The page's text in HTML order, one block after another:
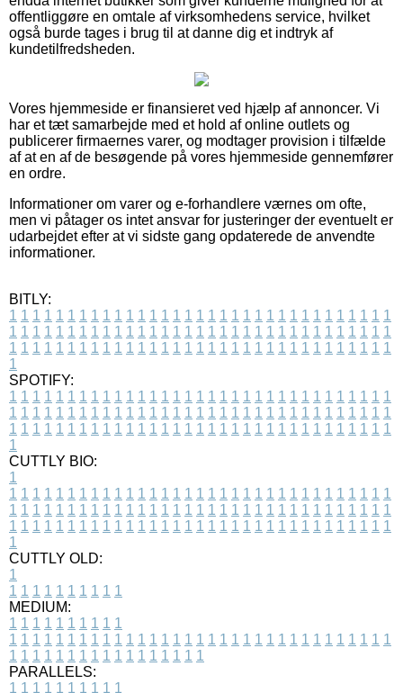
offentliggøre en omtale af virksomhedens service, hvilket
også burde tages i brug til at danne dig et indtryk af
kundetilfredsheden.
Vores hjemmeside er finansieret ved hjælp af annoncer. Vi
har et tæt samarbejde med et hold af online outlets og
publicerer firmaernes varer, og modtager provision i tilfælde
af at en af de besøgende på vores hjemmeside gennemfører
en ordre.
Informationer om varer og e-forhandlere værnes om ofte,
men vi påtager os intet ansvar for justeringer der eventuelt er
udarbejdet efter at vi sidste gang opdaterede de anvendte
informationer.
BITLY:
1 1 1 1 1 1 1 1 1 1 1 1 1 1 1 1 1 1 1 1 1 1 1 1 1 1 1 1 1 1 1 1 1
1 1 1 1 1 1 1 1 1 1 1 1 1 1 1 1 1 1 1 1 1 1 1 1 1 1 1 1 1 1 1 1 1
1 1 1 1 1 1 1 1 1 1 1 1 1 1 1 1 1 1 1 1 1 1 1 1 1 1 1 1 1 1 1 1 1
1
SPOTIFY:
1 1 1 1 1 1 1 1 1 1 1 1 1 1 1 1 1 1 1 1 1 1 1 1 1 1 1 1 1 1 1 1 1
1 1 1 1 1 1 1 1 1 1 1 1 1 1 1 1 1 1 1 1 1 1 1 1 1 1 1 1 1 1 1 1 1
1 1 1 1 1 1 1 1 1 1 1 1 1 1 1 1 1 1 1 1 1 1 1 1 1 1 1 1 1 1 1 1 1
1
CUTTLY BIO:
1
1 1 1 1 1 1 1 1 1 1 1 1 1 1 1 1 1 1 1 1 1 1 1 1 1 1 1 1 1 1 1 1 1
1 1 1 1 1 1 1 1 1 1 1 1 1 1 1 1 1 1 1 1 1 1 1 1 1 1 1 1 1 1 1 1 1
1 1 1 1 1 1 1 1 1 1 1 1 1 1 1 1 1 1 1 1 1 1 1 1 1 1 1 1 1 1 1 1 1
1
CUTTLY OLD:
1
1 1 1 1 1 1 1 1 1 1
MEDIUM:
1 1 1 1 1 1 1 1 1 1
1 1 1 1 1 1 1 1 1 1 1 1 1 1 1 1 1 1 1 1 1 1 1 1 1 1 1 1 1 1 1 1 1
1 1 1 1 1 1 1 1 1 1 1 1 1 1 1 1 1
PARALLELS:
1 1 1 1 1 1 1 1 1 1